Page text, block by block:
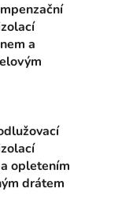
a
opletením
drátem